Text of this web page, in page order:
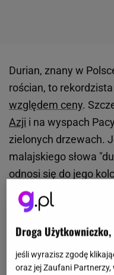
Durian, znany w
rościan, to
względem ceny.
Azji i na wyspach
zielonych drzewach.
malajskiego słowa
odnosi się do jego
Droga
jeśli wyrazisz zgodę
oraz jej Zaufani Partnerzy,